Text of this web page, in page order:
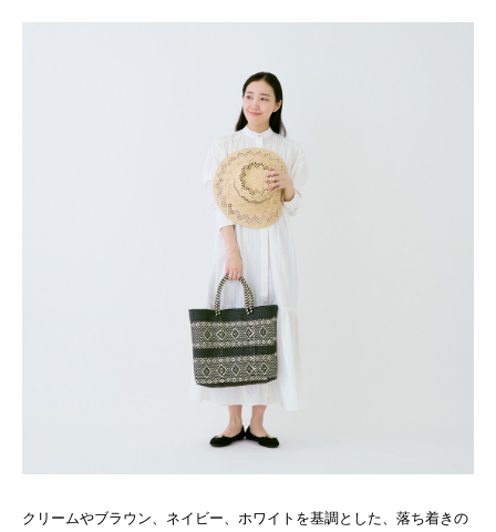
クリームやブラウン、ネイビー、ホワイトを基調とした、落ち着きの